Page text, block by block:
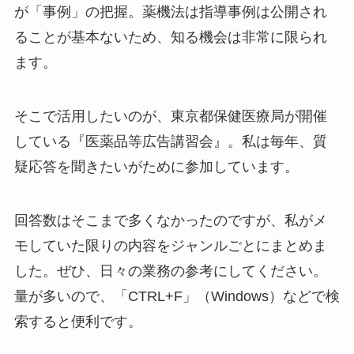
が「事例」の把握。薬機法は指導事例は公開され
ることが基本ないため、知る機会は非常に限られ
ます。
そこで活用したいのが、東京都保健医療局が開催
している『医薬品等広告講習会』。私は毎年、質
疑応答を聞きたいがために参加しています。
回答数はそこまで多くなかったのですが、私がメ
モしていた限りの内容をジャンルごとにまとめま
した。ぜひ、日々の業務の参考にしてください。
量が多いので、「CTRL+F」（Windows）などで検
索すると便利です。